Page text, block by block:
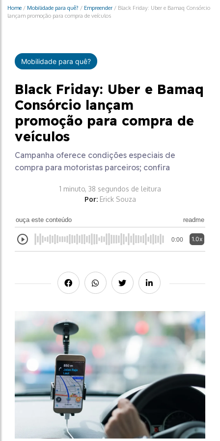
Home / Mobilidade para quê? / Empreender/ Black Friday: Uber e Bamaq Consórcio
lançam promoção para compra de veículos
Mobilidade para quê?
Black Friday: Uber e Bamaq
Consórcio lançam
promoção para compra de
veículos
Campanha oferece condições especiais de
compra para motoristas parceiros; confira
1 minuto, 38 segundos de leitura
Por: Erick Souza
ouça este conteúdo readme
0:00 1.0x